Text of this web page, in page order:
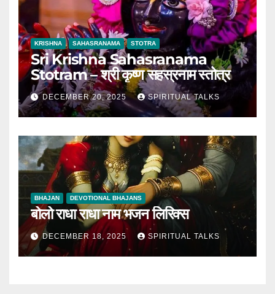
KRISHNA SAHASRANAMA STOTRA
Sri Krishna Sahasranama
Stotram – श्री कृष्ण सहस्रनाम स्तोत्र
DECEMBER 20, 2025 SPIRITUAL TALKS
BHAJAN DEVOTIONAL BHAJANS
बोलो राधा राधा नाम भजन लिरिक्स
DECEMBER 18, 2025 SPIRITUAL TALKS